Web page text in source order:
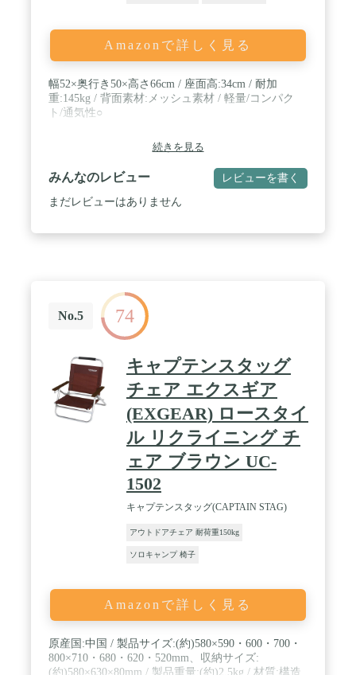
500mm/耐荷重:約100kg
Amazonで詳しく見る
幅52×奥行き50×高さ66cm / 座面高:34cm / 耐加
重:145kg / 背面素材:メッシュ素材 / 軽量/コンパク
ト/通気性○
続きを見る
みんなのレビュー レビューを書く
まだレビューはありません
No.5 74
キャプテンスタッグ
チェア エクスギア
(EXGEAR) ロースタイ
ル リクライニング チ
ェア ブラウン UC-
1502
キャプテンスタッグ(CAPTAIN STAG)
アウトドアチェア 耐荷重150kg
ソロキャンプ 椅子
Amazonで詳しく見る
原産国:中国 / 製品サイズ:(約)580×590・600・700・
800×710・680・620・520mm、収納サイズ:
(約)580×630×80mm / 製品重量:(約)2.5kg / 材質:構造